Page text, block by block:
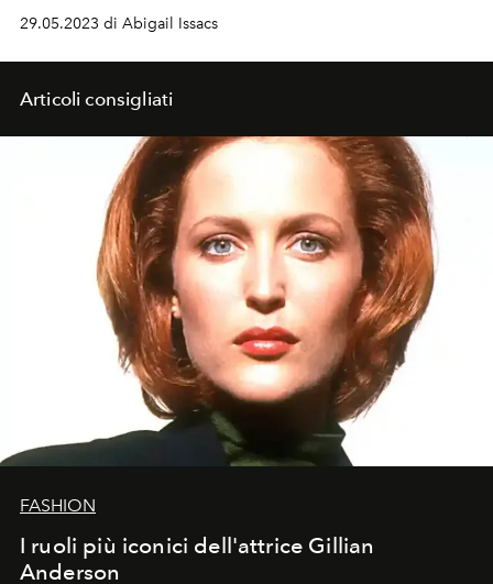
colpito la Romagna. Federico Fellini e il suo rapporto
con Rimini sono il fil rouge della Cruise 2024 di Alberta
Ferretti.
29.05.2023 di Abigail Issacs
Articoli consigliati
FASHION
I ruoli più iconici dell'attrice Gillian
Anderson